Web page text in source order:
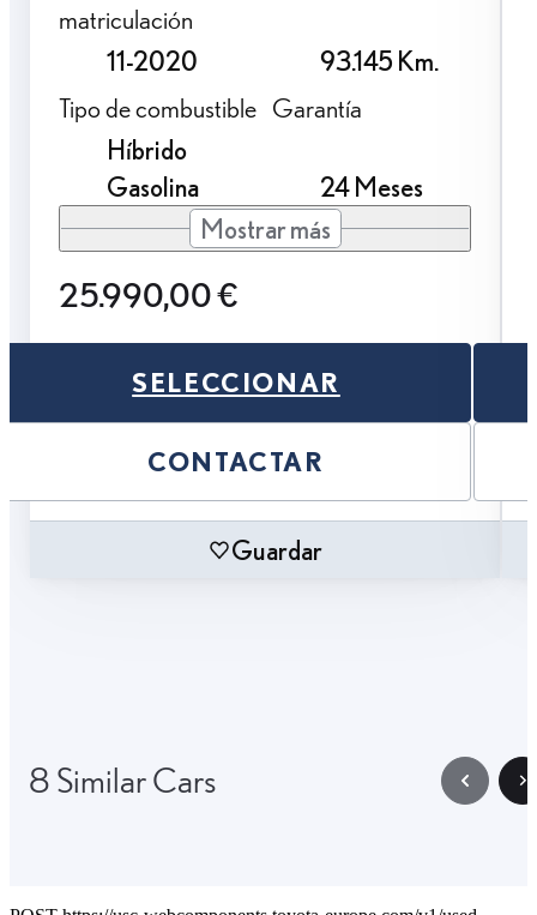
matriculación
11-2020
93.145 Km.
Tipo de combustible
Híbrido
Gasolina
Garantía
24 Meses
Mostrar más
25.990,00 €
SELECCIONAR
CONTACTAR
Guardar
8 Similar Cars